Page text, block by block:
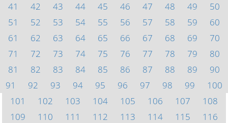
41
42 43 44 45 46 47 48 49
50
51
52 53 54 55 56 57 58 59
60
61
62 63 64 65 66 67 68 69
70
71
72 73 74 75 76 77 78 79
80
81
82 83 84 85 86 87 88 89
90
91
92 93 94 95 96 97 98 99
100
101
102 103 104 105 106 107
108
109
110 111 112 113 114 115
116